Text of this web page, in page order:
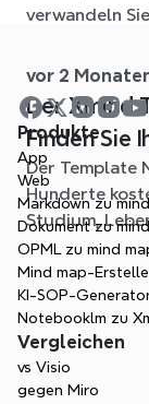
verwandeln
vor 2
Der Xmind
Finden Sie
Situation
Der Template
Hunderte
Studium,
Einstieg und
Produkte
App
Web
Markdown zu
Dokument zu
OPML zu mind
Mind map-
KI-SOP-
Notebooklm zu
Vergleichen
vs Visio
gegen Miro